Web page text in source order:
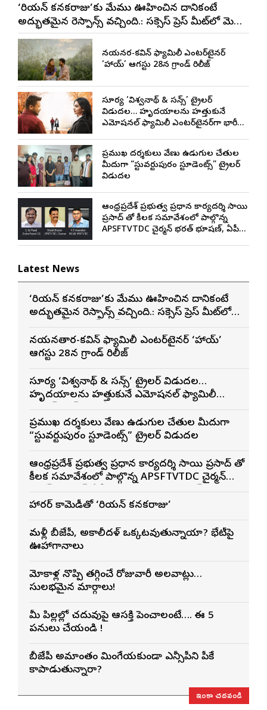
‘కొరియన్ కనకరాజు’కు మేము ఊహించిన దానికంటే
అద్భుతమైన రెస్పాన్స్ వచ్చింది.: సక్సెస్ ప్రెస్ మీట్‌లో మెగా
ప్రిన్స్ వరుణ్ తేజ్
నయనతార-కవిన్ ఫ్యామిలీ ఎంటర్‌టైనర్
‘హాయ్’ ఆగస్టు 28న గ్రాండ్ రిలీజ్
సూర్య ‘విశ్వనాథ్ & సన్స్’ ట్రైలర్
విడుదల… హృదయాలను హత్తుకునే
ఎమోషనల్ ఫ్యామిలీ ఎంటర్‌టైనర్‌గా భారీ
ప్రముఖ దర్శకులు వేణు ఉడుగుల చేతుల
మీదుగా “స్టువర్టుపురం స్టూడెంట్స్” ట్రైలర్
విడుదల
ఆంధ్రప్రదేశ్ ప్రభుత్వ ప్రధాన కార్యదర్శి సాయి
ప్రసాద్ తో కీలక సమావేశంలో పాల్గొన్న
APSFTVTDC చైర్మన్ భరత్ భూషణ్, ఏపీ
Latest News
‘కొరియన్ కనకరాజు’కు మేము ఊహించిన దానికంటే
అద్భుతమైన రెస్పాన్స్ వచ్చింది.: సక్సెస్ ప్రెస్ మీట్‌లో
నయనతార-కవిన్ ఫ్యామిలీ ఎంటర్‌టైనర్ ‘హాయ్’
ఆగస్టు 28న గ్రాండ్ రిలీజ్
సూర్య ‘విశ్వనాథ్ & సన్స్’ ట్రైలర్ విడుదల…
హృదయాలను హత్తుకునే ఎమోషనల్ ఫ్యామిలీ
ప్రముఖ దర్శకులు వేణు ఉడుగుల చేతుల మీదుగా
“స్టువర్టుపురం స్టూడెంట్స్” ట్రైలర్ విడుదల
ఆంధ్రప్రదేశ్ ప్రభుత్వ ప్రధాన కార్యదర్శి సాయి ప్రసాద్ తో
కీలక సమావేశంలో పాల్గొన్న APSFTVTDC చైర్మన్
శాఖల అధికారులు
హారర్ కామెడీతో ‘కొరియన్ కనకరాజు’
మళ్లీ బీజేపీ, అకాలీదళ్ ఒక్కటవుతున్నాయా? భేటీపై
ఊహాగానాలు
మోకాళ్ల నొప్పి తగ్గించే రోజువారీ అలవాట్లు…
సులభమైన మార్గాలు!
మీ పిల్లల్లో చదువుపై ఆసక్తి పెంచాలంటే…. ఈ 5
పనులు చేయండి !
బీజేపీ అమాంతం మింగేయకుండా ఎన్సీపీని పీకే
కాపాడుతున్నారా?
ఇంకా చదవండి